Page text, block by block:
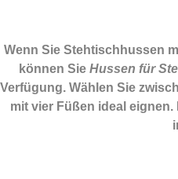
Wenn Sie Stehtischhussen
können Sie Hussen für
Verfügung. Wählen Sie
mit vier Füßen ideal